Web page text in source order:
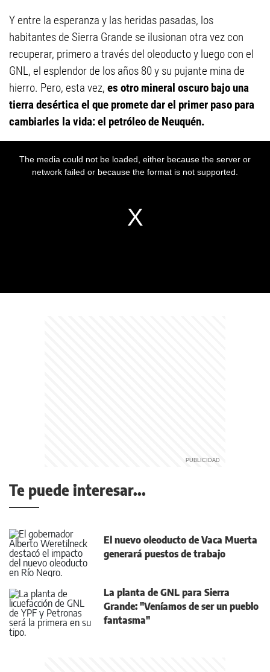
Y entre la esperanza y las heridas pasadas, los
habitantes de Sierra Grande se ilusionan otra vez con
recuperar, primero a través del oleoducto y luego con el
GNL, el esplendor de los años 80 y su pujante mina de
hierro. Pero, esta vez, es otro mineral oscuro bajo una
tierra desértica el que promete dar el primer paso para
cambiarles la vida: el petróleo de Neuquén.
Te puede interesar...
El nuevo oleoducto de Vaca Muerta
generará puestos de trabajo
La planta de GNL para Sierra
Grande: "Veníamos de ser un pueblo
fantasma"